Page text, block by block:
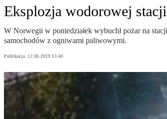
Eksplozja wodorowej
W Norwegii w poniedziałek wybuchł pożar na
samochodów z ogniwami paliwowymi.
Publikacja: 12.06.2019 13:40